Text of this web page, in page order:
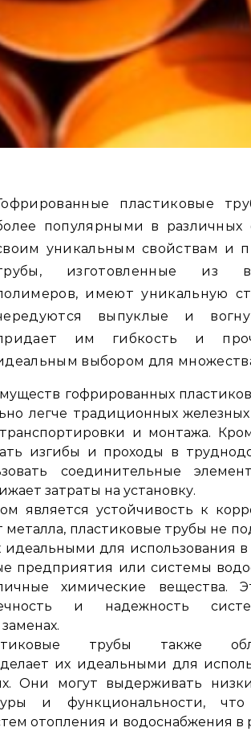
все
популярными в различных
уникальным свойствам и
изготовленные из
имеют уникальную
выпуклые и
им гибкость и
выбором для
гофрированных
легче традиционных
и монтажа.
изгибы и проходы в
соединительные
затраты на установку.
является устойчивость к
металла, пластиковые трубы не
идеальными для использования в
предприятия или системы
химические вещества.
и надежность
трубы также
их идеальными для
Они могут выдерживать
и функциональности,
отопления и водоснабжения в